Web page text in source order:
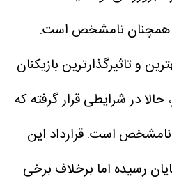
همچنان نامشخص است.
و تاثیرگذارترین بازیکنان
در شرایطی قرار گرفته که
نامشخص است. قرارداد این
رسیده اما برخلاف برخی